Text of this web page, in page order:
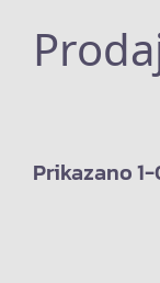
Prikazano